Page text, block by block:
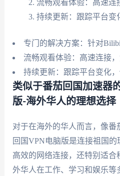
流畅观看体验：高速连
持续更新：跟踪平台变
专门的解决方案：针对
流畅观看体验：高速连接，
持续更新：跟踪平台变化，
类似于番茄回国加速器
版-海外华人的理想选择
对于在海外的华人而言，像番
回国VPN电脑版是连接祖国
高效的网络连接，还特别适
外华人在工作、学习和娱乐等